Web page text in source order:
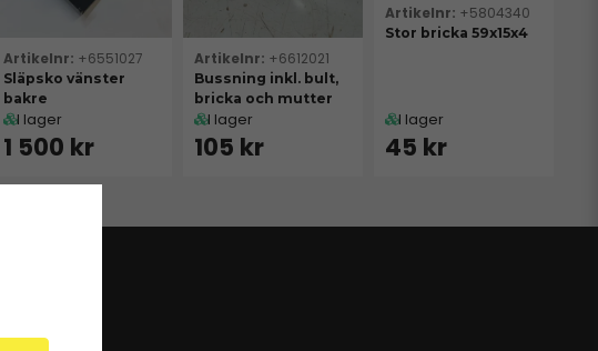
+6551027
Släpsko vänster
bakre
I lager
1 500 kr
+6612021
Bussning inkl. bult,
bricka och mutter
I lager
105 kr
+5804340
Stor bricka 59x15x4
I lager
45 kr